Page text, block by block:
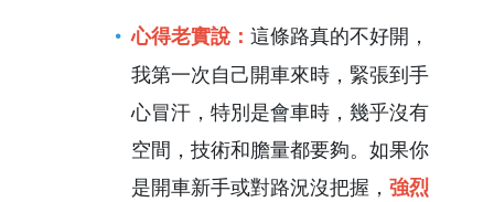
心得老實說： 這條路真的不好開，
我第一次自己開車來時，緊張到手
心冒汗，特別是會車時，幾乎沒有
空間，技術和膽量都要夠。如果你
是開車新手或對路況沒把握， 強烈